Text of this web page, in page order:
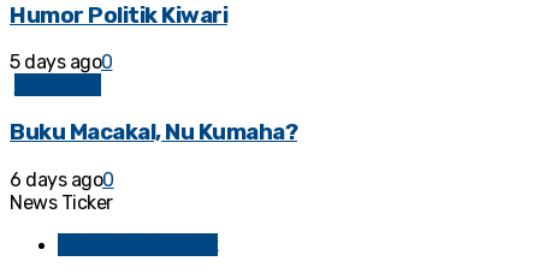
Humor Politik Kiwari
5 days ago0
Buku Macakal, Nu Kumaha?
6 days ago0
News Ticker